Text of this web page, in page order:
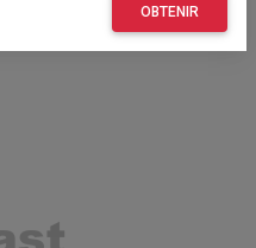
OBTENIR